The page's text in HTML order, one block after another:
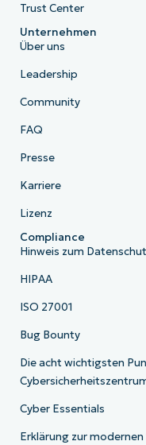
Trust Center
Unternehmen
Über uns
Leadership
Community
FAQ
Presse
Karriere
Lizenz
Compliance
Hinweis zum
HIPAA
ISO 27001
Bug Bounty
Die acht wichtigsten
Cyber Essentials
Erklärung zur modernen